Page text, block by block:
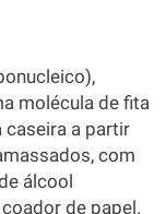
molécula de fita
caseira a partir
com
álcool
de papel.